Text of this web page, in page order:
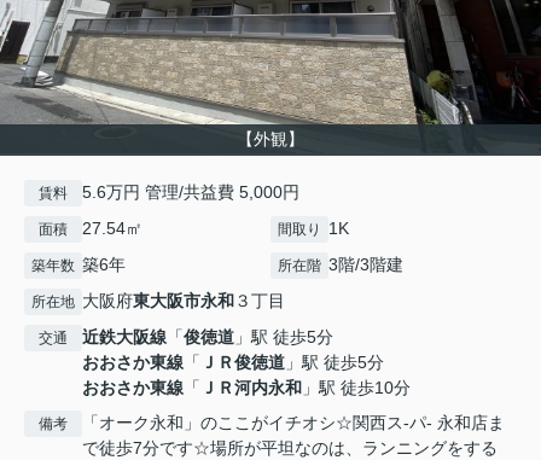
【外観】
賃料 5.6万円 管理/共益費 5,000円
面積 27.54㎡ 間取り 1K
築年数 築6年 所在階 3階/3階建
所在地 大阪府東大阪市永和３丁目
交通 近鉄大阪線 「俊徳道 」駅 徒歩5分
おおさか東線 「 ＪＲ俊徳道 」駅 徒歩5分
おおさか東線 「 ＪＲ河内永和 」駅 徒歩10分
備考
「オーク永和」のここがイチオシ☆関西ス-パ- 永和店ま
で徒歩7分です☆場所が平坦なのは、ランニングをする